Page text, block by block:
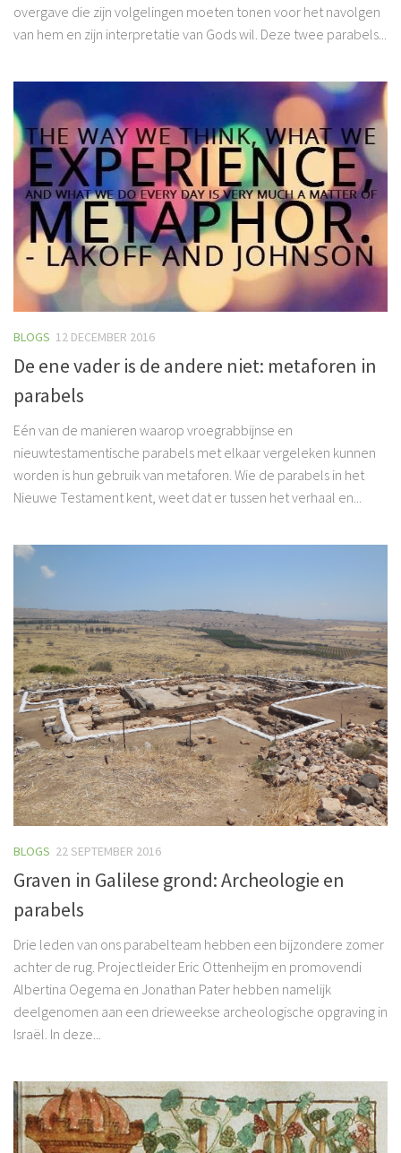
overgave die zijn volgelingen moeten tonen voor het navolgen
van hem en zijn interpretatie van Gods wil. Deze twee parabels...
BLOGS 12 DECEMBER 2016
De ene vader is de andere niet: metaforen in
parabels
Eén van de manieren waarop vroegrabbijnse en
nieuwtestamentische parabels met elkaar vergeleken kunnen
worden is hun gebruik van metaforen. Wie de parabels in het
Nieuwe Testament kent, weet dat er tussen het verhaal en...
BLOGS 22 SEPTEMBER 2016
Graven in Galilese grond: Archeologie en
parabels
Drie leden van ons parabelteam hebben een bijzondere zomer
achter de rug. Projectleider Eric Ottenheijm en promovendi
Albertina Oegema en Jonathan Pater hebben namelijk
deelgenomen aan een drieweekse archeologische opgraving in
Israël. In deze...